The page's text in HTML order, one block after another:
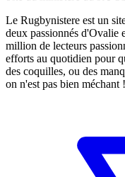
Le Rugbynistere est un
deux passionnés d'Ovalie
million de lecteurs
efforts au quotidien pour
des coquilles, ou des
on n'est pas bien méchant !